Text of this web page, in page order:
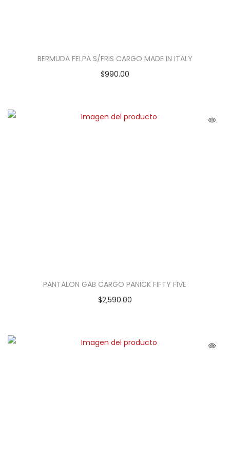
BERMUDA FELPA S/FRIS CARGO MADE IN ITALY
$990.00
PANTALON GAB CARGO PANICK FIFTY FIVE
$2,590.00